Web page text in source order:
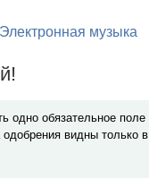
Электронная музыка
одно обязательное поле
видны только в